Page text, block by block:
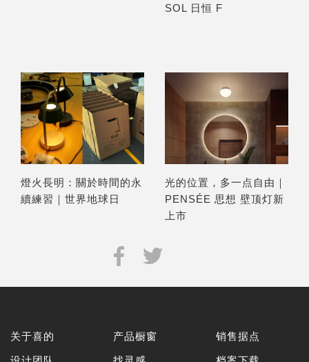
SOL 日恒 F
燈火長明：關於時間的永
續練習｜世界地球日
光的位置，多一点自由｜
PENSÉE 思想 壁顶灯新
上市
关于喜的 产品橱窗 销售据点